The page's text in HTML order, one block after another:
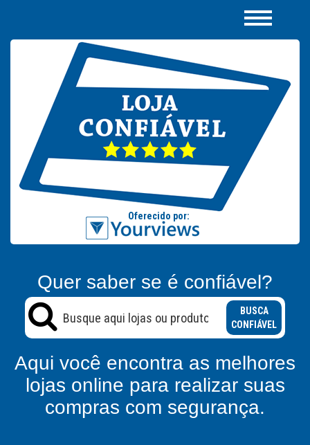
Quer saber se é confiável?
BUSCA
CONFIÁVEL
Aqui você encontra as melhores
lojas online para realizar suas
compras com segurança.